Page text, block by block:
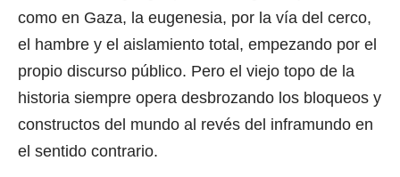
como en Gaza, la eugenesia, por la vía del cerco,
el hambre y el aislamiento total, empezando por el
propio discurso público. Pero el viejo topo de la
historia siempre opera desbrozando los bloqueos y
constructos del mundo al revés del inframundo en
el sentido contrario.